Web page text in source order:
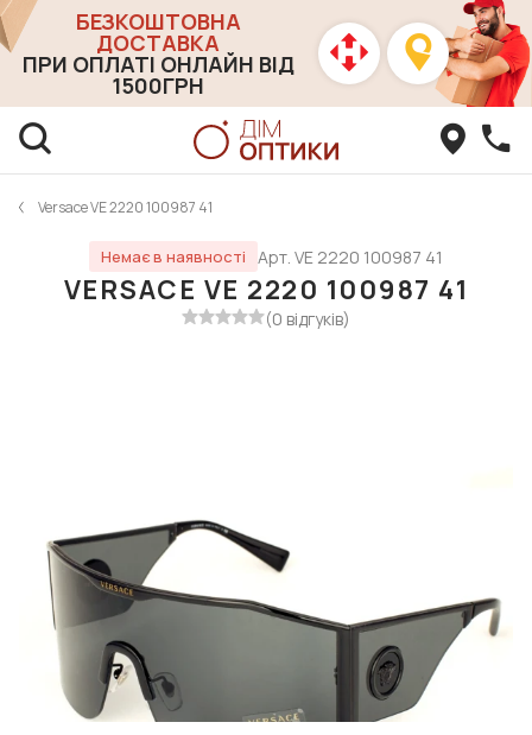
БЕЗКОШТОВНА
ДОСТАВКА
ПРИ ОПЛАТІ ОНЛАЙН ВІД
1500ГРН
Versace VE 2220 100987 41
Немає в наявності Арт. VE 2220 100987 41
VERSACE VE 2220 100987 41
(0 відгуків)